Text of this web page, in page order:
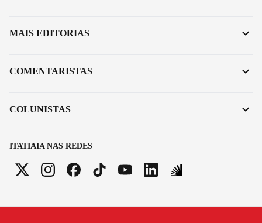
ITATIAIA NAS REDES
MAIS EDITORIAS
COMENTARISTAS
COLUNISTAS